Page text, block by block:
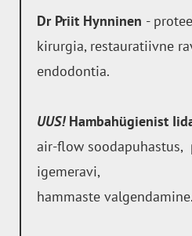
Dr Priit Hynninen -
kirurgia, restauratiivne
endodontia.
UUS!Hambahügienist
air-flow
igemeravi,
hammaste valgendamine.